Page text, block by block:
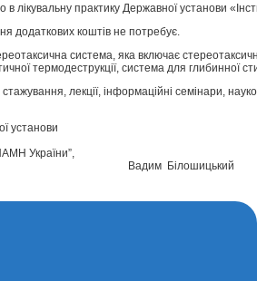
лікувальну практику Державної установи
додаткових коштів не потребує.
система, яка включає
термодеструкції, система для глибинної
лекції, інформаційні семінари,
установи
України”,
досл. Вадим Білошицький